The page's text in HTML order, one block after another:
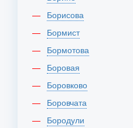
Борисова
Бормист
Бормотова
Боровая
Боровково
Боровчата
Бородули